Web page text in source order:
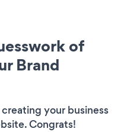
of
Brand
your business
Congrats!